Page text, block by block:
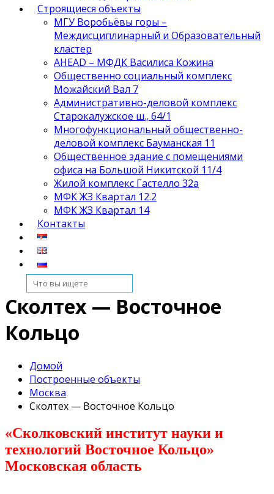
Строящиеся объекты
МГУ Воробьёвы горы –
Междисциплинарный и Образовательный
кластер
AHEAD – МФДК Василиса Кожина
Общественно социальный комплекс
Можайский Вал 7
Административно-деловой комплекс
Старокалужское ш., 64/1
Многофункциональный общественно-
деловой комплекс Бауманская 11
Общественное здание с помещениями
офиса на Большой Никитской 11/4
Жилой комплекс Гастелло 32а
МФК ЖЗ Квартал 12.2
МФК ЖЗ Квартал 14
Контакты
Сколтех — Восточное
Кольцо
Домой
Построенные объекты
Москва
Сколтех — Восточное Кольцо
«Сколковский институт науки и
технологий Восточное Кольцо»
Московская область